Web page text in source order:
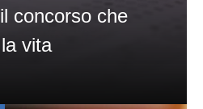
concorso che
vita